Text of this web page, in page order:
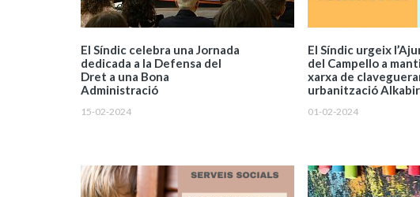
El Síndic celebra una Jornada
dedicada a la Defensa del
Dret a una Bona
Administració
15-02-2024
El Síndic urgeix
del Campello a
xarxa de
urbanització Alkabir
01-02-2024